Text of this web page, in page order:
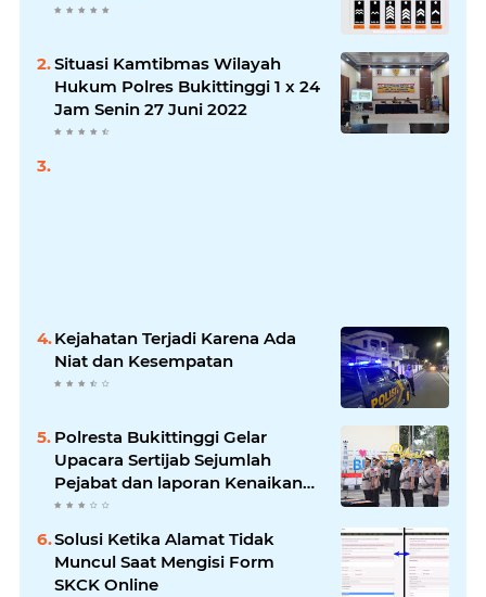
Situasi Kamtibmas Wilayah
Hukum Polres Bukittinggi 1 x 24
Jam Senin 27 Juni 2022
Kejahatan Terjadi Karena Ada
Niat dan Kesempatan
Polresta Bukittinggi Gelar
Upacara Sertijab Sejumlah
Pejabat dan laporan Kenaikan
Pangkat Pengabdian
Solusi Ketika Alamat Tidak
Muncul Saat Mengisi Form
SKCK Online